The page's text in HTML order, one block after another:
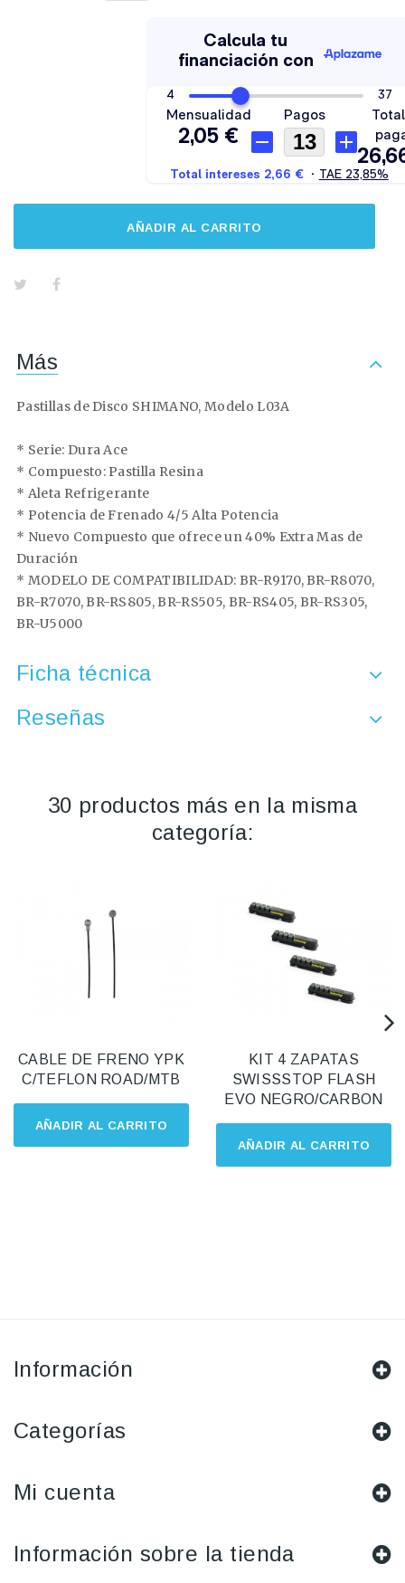
AÑADIR AL CARRITO
Más
Pastillas de Disco SHIMANO, Modelo L03A
* Serie: Dura Ace
* Compuesto: Pastilla Resina
* Aleta Refrigerante
* Potencia de Frenado 4/5 Alta Potencia
* Nuevo Compuesto que ofrece un 40% Extra Mas de
Duración
* MODELO DE COMPATIBILIDAD: BR-R9170, BR-R8070,
BR-R7070, BR-RS805, BR-RS505, BR-RS405, BR-RS305,
BR-U5000
Ficha técnica
Reseñas
30 productos más en la misma
categoría:
AÑADIR AL CARRITO
CABLE DE FRENO YPK
C/TEFLON ROAD/MTB
AÑADIR AL CARRITO
KIT 4 ZAPATAS
SWISSSTOP FLASH
EVO NEGRO/CARBON
Información
Categorías
Mi cuenta
Información sobre la tienda